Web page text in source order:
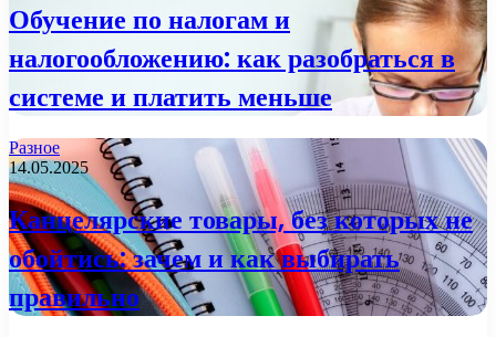
Обучение по налогам и
налогообложению: как разобраться в
системе и платить меньше
Разное
14.05.2025
Канцелярские товары, без которых не
обойтись: зачем и как выбирать
правильно